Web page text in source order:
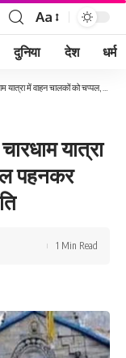
Font
Resizer
Aa
दुनिया देश धर्म
को चप्पल, सैंडल पहनकर गाड़ी चलाने की नहीं होगी अनुमति
यात्रा
पहनकर
1 Min Read